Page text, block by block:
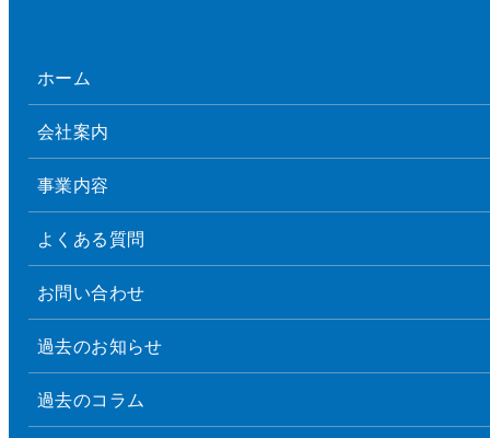
ホーム
会社案内
事業内容
よくある質問
お問い合わせ
過去のお知らせ
過去のコラム